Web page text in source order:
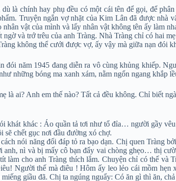
là chính hay phụ đều có một cái tên để gọi, để
Truyện ngắn vợ nhặt của Kim Lân đã được
vật của mình và lấy nhân vật không tên ấy làm
và trớ trêu của anh Tràng. Nhà Tràng chỉ có hai
không thể cưới được vợ, ấy vậy mà giữa nạn đói
đói năm 1945 đang diễn ra vô cùng khủng khiếp.
những bóng ma xanh xám, nằm ngổn ngang khắp
là ai? Anh em thế nào? Tất cả đều không. Chỉ biết
khát khác : Áo quần tả tơi như tổ đỉa… người gầy
sẽ chết gục nơi đầu đường xó chợ.
nói năng đối đáp tỏ ra bạo dạn. Chị quen Tràng
anh, nì và bị mấy cô bạn đẩy vai chòng ghẹo… thị
làm cho anh Tràng thích lắm. Chuyện chỉ có thế
Người thế mà điêu ! Hôm ấy leo lẻo cái mồm
giầu đã. Chị ta ngúng nguẩy: Có ăn gì thì ăn,